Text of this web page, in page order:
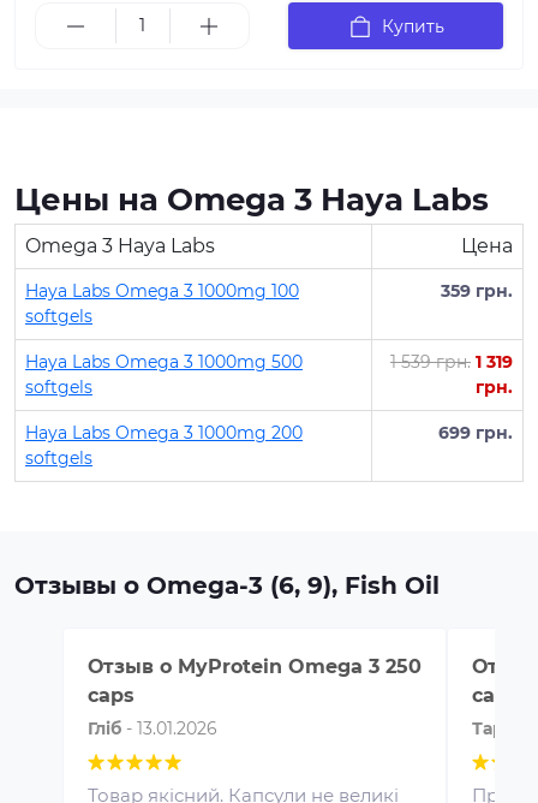
Купить
Цены на Omega 3 Haya Labs
Omega 3 Haya Labs Цена
Haya Labs Omega 3 1000mg 100
softgels
359 грн.
Haya Labs Omega 3 1000mg 500
softgels
1 539 грн. 1 319
грн.
Haya Labs Omega 3 1000mg 200
softgels
699 грн.
Отзывы о Omega-3 (6, 9), Fish Oil
Отзыв о MyProtein Omega 3 250
caps
Глiб - 13.01.2026
Товар якісний. Капсули не великі
caps
Тарас